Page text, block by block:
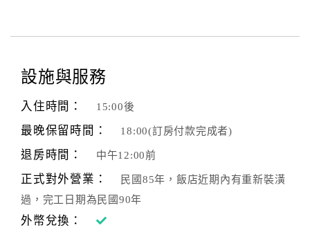
設施與服務
入住時間： 15:00後
最晚保留時間： 18:00(訂房付款完成者)
退房時間： 中午12:00前
正式對外營業：
民國85年，飯店近期內有重新裝潢
過，完工日期為民國90年
外幣兌換：